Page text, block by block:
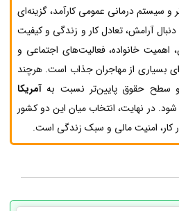
و سیستم درمانی عمومی کارآمد، گزینه‌ای
آرامش، تعادل کار و زندگی و کیفیت
اهمیت خانواده، فعالیت‌های اجتماعی و
بسیاری از مهاجران جذاب است. هرچند
سطح حقوق پایین‌تر نسبت به آمریکا
در نهایت، انتخاب میان این دو کشور
کار، امنیت مالی و سبک زندگی است.